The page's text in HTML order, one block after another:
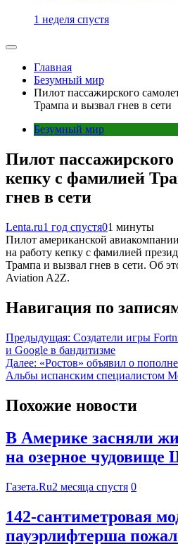
1 неделя спустя
Главная
Безумный мир
Пилот пассажирского
Трампа и вызвал гнев в сети
Безумный мир
Пилот пассажирского
кепку с фамилией
гнев в сети
Lenta.ru1 год спустя01 минуты
Пилот американской
на работу кепку с фамилией
Трампа и вызвал гнев в сети. Об
Aviation A2Z.
Навигация по
Предыдущая: Создатели игры
и Google в бандитизме
Далее: «Ростов» объявил о
Альбы испанским специалистом
Похожие новости
В Америке засняли
на озерное
Газета.Ru2 месяца спустя 0
142-сантиметровая
пауэрлифтерша